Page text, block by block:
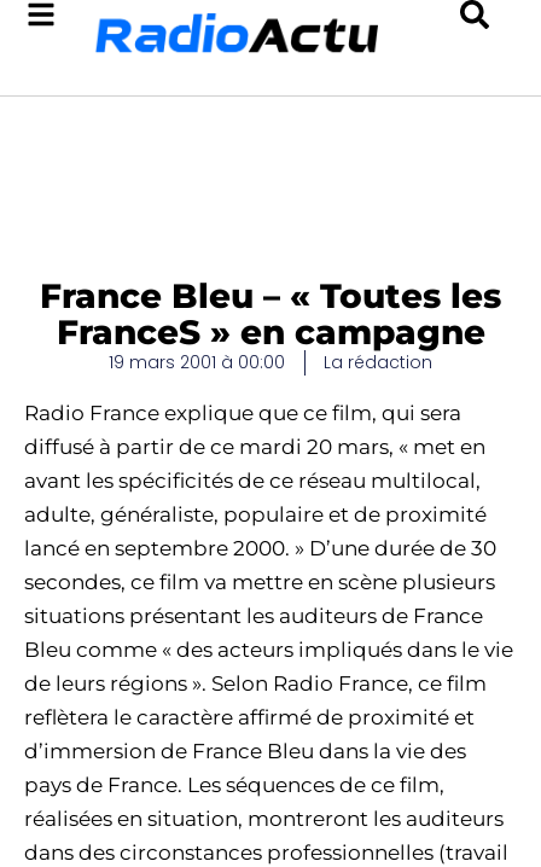
France Bleu – « Toutes les
FranceS » en campagne
19 mars 2001 à 00:00 La rédaction
Radio France explique que ce film, qui sera
diffusé à partir de ce mardi 20 mars, « met en
avant les spécificités de ce réseau multilocal,
adulte, généraliste, populaire et de proximité
lancé en septembre 2000. » D’une durée de 30
secondes, ce film va mettre en scène plusieurs
situations présentant les auditeurs de France
Bleu comme « des acteurs impliqués dans le vie
de leurs régions ». Selon Radio France, ce film
reflètera le caractère affirmé de proximité et
d’immersion de France Bleu dans la vie des
pays de France. Les séquences de ce film,
réalisées en situation, montreront les auditeurs
dans des circonstances professionnelles (travail